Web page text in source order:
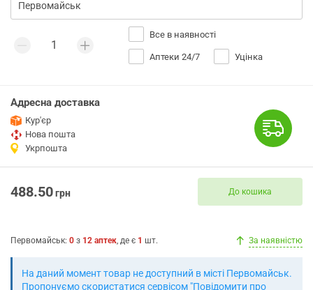
Все в наявності
Аптеки 24/7 Уцінка
Адресна доставка
Кур'єр
Нова пошта
Укрпошта
488.50грн До кошика
Первомайськ: 0 з 12 аптек, де є 1 шт. За наявністю
На даний момент товар не доступний в місті Первомайськ.
Пропонуємо скористатися сервісом "Повідомити про